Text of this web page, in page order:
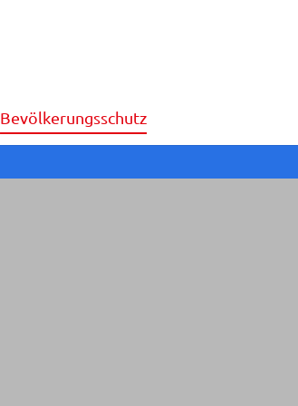
Bevölkerungsschutz